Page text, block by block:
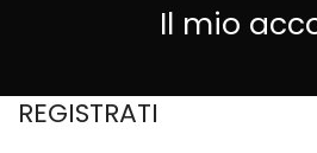
Il mio
REGISTRATI